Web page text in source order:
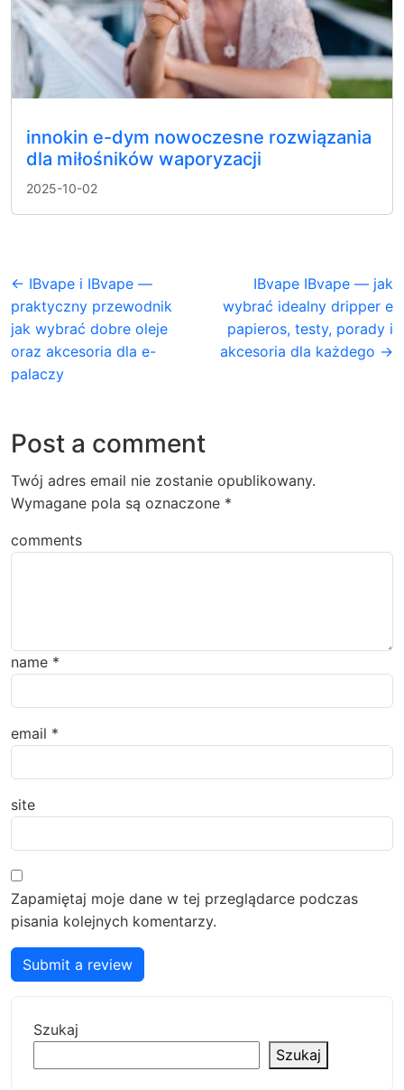
innokin e-dym nowoczesne rozwiązania
dla miłośników waporyzacji
2025-10-02
← IBvape i IBvape —
praktyczny przewodnik
jak wybrać dobre oleje
oraz akcesoria dla e-
palaczy
IBvape IBvape — jak
wybrać idealny dripper e
papieros, testy, porady i
akcesoria dla każdego →
Post a comment
Twój adres email nie zostanie opublikowany.
Wymagane pola są oznaczone *
comments
name *
email *
site
Zapamiętaj moje dane w tej przeglądarce podczas
pisania kolejnych komentarzy.
Submit a review
Szukaj
Szukaj